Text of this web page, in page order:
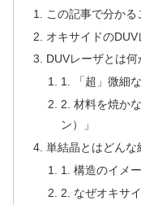
この記事で分かる
オキサイドの
DUVレーザとは何
1. 「超」微細
2. 材料を焼か
ン）」
単結晶とはどんな
1. 構造のイメ
2. なぜオキサ